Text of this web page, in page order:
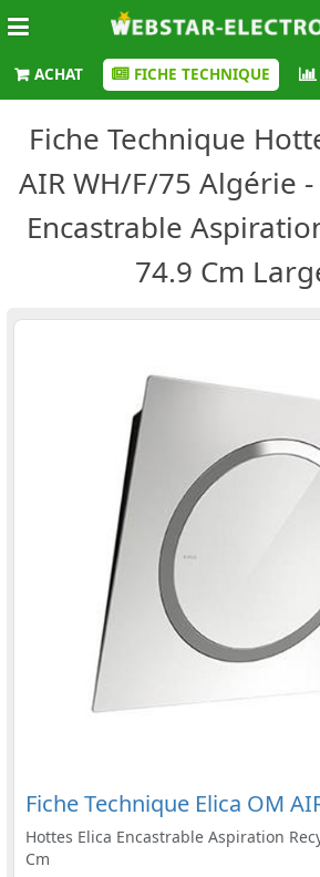
ACHAT FICHE TECHNIQUE
Fiche Technique
AIR WH/F/75 Algérie
Encastrable
74.9 Cm
Fiche Technique Elica OM
Hottes Elica Encastrable Aspiration
Cm